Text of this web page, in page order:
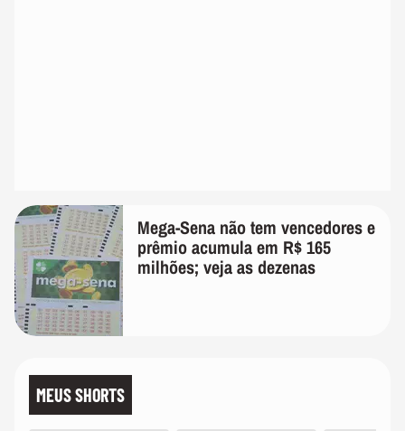
Mega-Sena não tem vencedores e
prêmio acumula em R$ 165
milhões; veja as dezenas
MEUS SHORTS